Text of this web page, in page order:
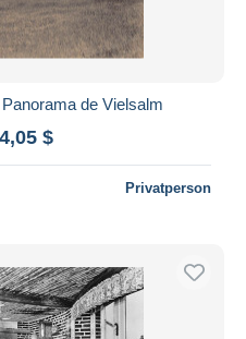
de Vielsalm
$
Privatperson